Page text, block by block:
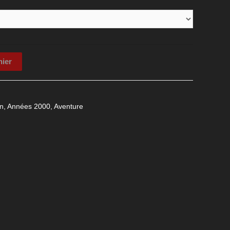
, Années 2000, Aventure